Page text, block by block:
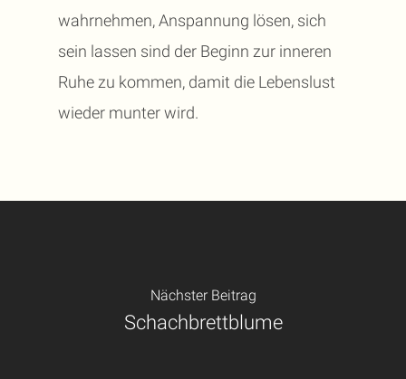
wahrnehmen, Anspannung lösen, sich
sein lassen sind der Beginn zur inneren
Ruhe zu kommen, damit die Lebenslust
wieder munter wird.
Nächster Beitrag
Schachbrettblume